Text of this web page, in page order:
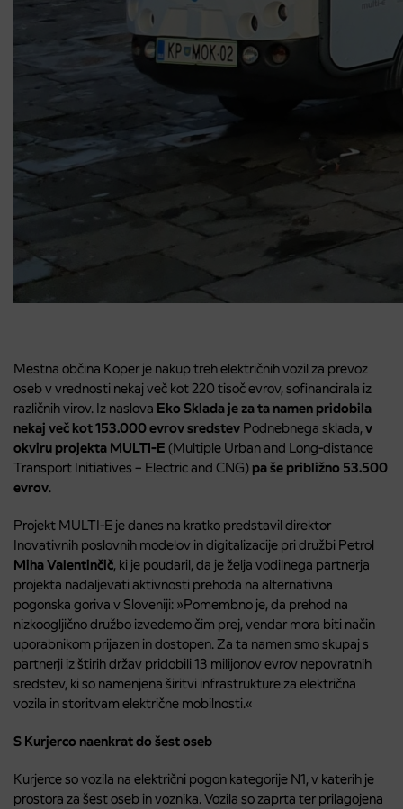
Mestna občina Koper je nakup treh električnih vozil za prevoz
oseb v vrednosti nekaj več kot 220 tisoč evrov, sofinancirala iz
različnih virov. Iz naslova Eko Sklada je za ta namen pridobila
nekaj več kot 153.000 evrov sredstev Podnebnega sklada, v
okviru projekta MULTI-E (Multiple Urban and Long-distance
Transport Initiatives – Electric and CNG) pa še približno 53.500
evrov.
Projekt MULTI-E je danes na kratko predstavil direktor
Inovativnih poslovnih modelov in digitalizacije pri družbi Petrol
Miha Valentinčič, ki je poudaril, da je želja vodilnega partnerja
projekta nadaljevati aktivnosti prehoda na alternativna
pogonska goriva v Sloveniji: »Pomembno je, da prehod na
nizkoogljično družbo izvedemo čim prej, vendar mora biti način
uporabnikom prijazen in dostopen. Za ta namen smo skupaj s
partnerji iz štirih držav pridobili 13 milijonov evrov nepovratnih
sredstev, ki so namenjena širitvi infrastrukture za električna
vozila in storitvam električne mobilnosti.«
S Kurjerco naenkrat do šest oseb
Kurjerce so vozila na električni pogon kategorije N1, v katerih je
prostora za šest oseb in voznika. Vozila so zaprta ter prilagojena